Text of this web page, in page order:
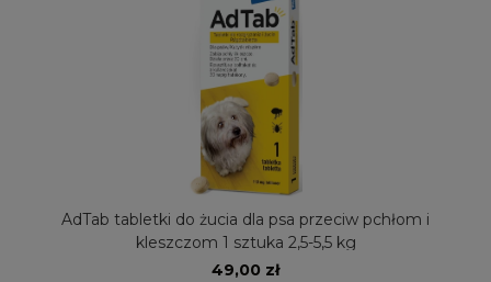
AdTab tabletki do żucia dla psa przeciw pchłom i
kleszczom 1 sztuka 2,5-5,5 kg
49,00 zł